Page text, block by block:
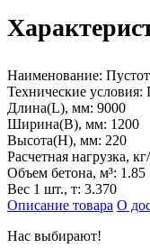
Наименование:
Технические условия:
Длина(L), мм: 9000
Ширина(B), мм: 1200
Высота(H), мм: 220
Расчетная нагрузка,
Объем бетона, м³: 1.85
Вес 1 шт., т: 3.370
Описание товара О
Нас выбирают!